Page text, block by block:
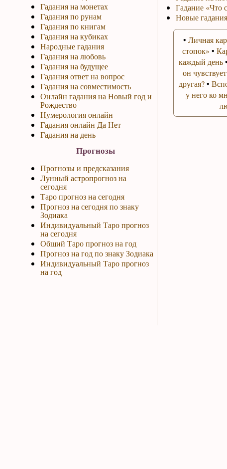
Гадания на монетах
Гадания по рунам
Гадания по книгам
Гадания на кубиках
Народные гадания
Гадания на любовь
Гадания на будущее
Гадания ответ на вопрос
Гадания на совместимость
Онлайн гадания на Новый год и
Рождество
Нумерология онлайн
Гадания онлайн Да Нет
Гадания на день
Прогнозы
Прогнозы и предсказания
Лунный астропрогноз на
сегодня
Таро прогноз на сегодня
Прогноз на сегодня по знаку
Зодиака
Индивидуальный Таро прогноз
на сегодня
Общий Таро прогноз на год
Прогноз на год по знаку Зодиака
Индивидуальный Таро прогноз
на год
Гадание «Что
Новые
• Личная
стопок» •
каждый день•
он
другая?•
у него ко